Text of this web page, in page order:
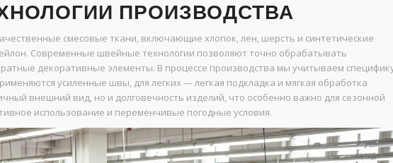
ПРОИЗВОДСТВА
смесовые ткани, включающие хлопок, лен, шерсть и синтетические
Современные швейные технологии позволяют точно обрабатывать
декоративные элементы. В процессе производства мы учитываем
усиленные швы, для легких — легкая подкладка и мягкая обработка
внешний вид, но и долговечность изделий, что особенно важно для сезонной
использование и переменчивые погодные условия.